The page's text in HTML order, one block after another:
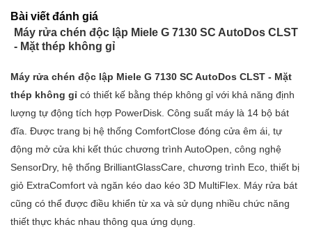
Trọng lượng
Bài viết đánh giá
Máy rửa chén độc lập Miele G 7130 SC AutoDos CLST
- Mặt thép không gỉ
Máy rửa chén độc lập Miele G 7130 SC AutoDos CLST - Mặt
thép không gỉ có thiết kế bằng thép không gỉ với khả năng định
lượng tự động tích hợp PowerDisk. Công suất máy là 14 bộ bát
đĩa. Được trang bị hệ thống ComfortClose đóng cửa êm ái, tự
động mở cửa khi kết thúc chương trình AutoOpen, công nghệ
SensorDry, hệ thống BrilliantGlassCare, chương trình Eco, thiết bị
giỏ ExtraComfort và ngăn kéo dao kéo 3D MultiFlex. Máy rửa bát
cũng có thể được điều khiển từ xa và sử dụng nhiều chức năng
thiết thực khác nhau thông qua ứng dụng.